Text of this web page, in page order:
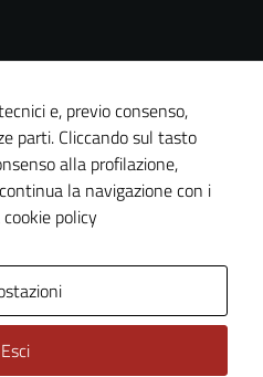
e, previo consenso,
parti. Cliccando sul tasto
alla profilazione,
la navigazione con i
policy
Esci
di questi
peggiore la
navigazione e
la fruizione
delle
funzionalità
Experience